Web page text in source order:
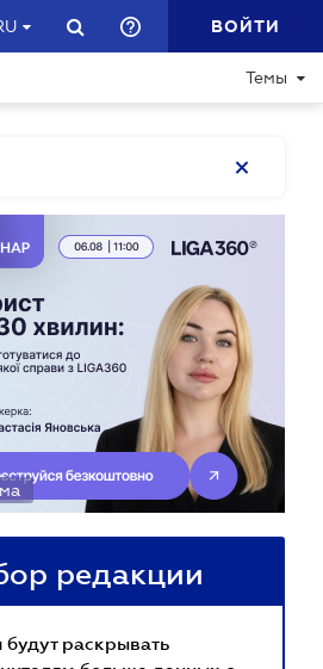
ВОЙТИ
Темы
редакции
будут раскрывать